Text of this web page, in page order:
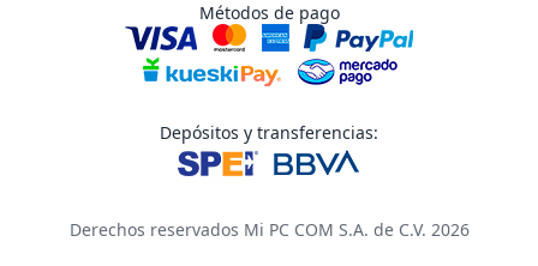
Métodos de pago
Depósitos y transferencias:
Derechos reservados Mi PC COM S.A. de C.V. 2026